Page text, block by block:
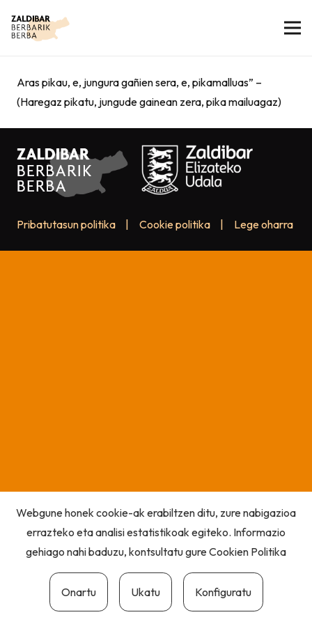
Aras pikau, e, jungura gañien sera, e, pikamalluas” –
(Haregaz pikatu, jungude gainean zera, pika mailuagaz)
Pribatutasun politika Cookie politika Lege oharra
Webgune honek cookie-ak erabiltzen ditu, zure nabigazioa
errazteko eta analisi estatistikoak egiteko. Informazio
gehiago nahi baduzu, kontsultatu gureCookien Politika
Onartu Ukatu Konfiguratu